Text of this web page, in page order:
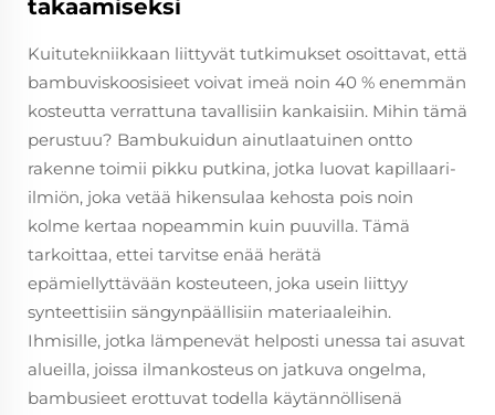
takaamiseksi
Kuitutekniikkaan liittyvät tutkimukset osoittavat, että
bambuviskoosisieet voivat imeä noin 40 % enemmän
kosteutta verrattuna tavallisiin kankaisiin. Mihin tämä
perustuu? Bambukuidun ainutlaatuinen ontto
rakenne toimii pikku putkina, jotka luovat kapillaari-
ilmiön, joka vetää hikensulaa kehosta pois noin
kolme kertaa nopeammin kuin puuvilla. Tämä
tarkoittaa, ettei tarvitse enää herätä
epämiellyttävään kosteuteen, joka usein liittyy
synteettisiin sängynpäällisiin materiaaleihin.
Ihmisille, jotka lämpenevät helposti unessa tai asuvat
alueilla, joissa ilmankosteus on jatkuva ongelma,
bambusieet erottuvat todella käytännöllisenä